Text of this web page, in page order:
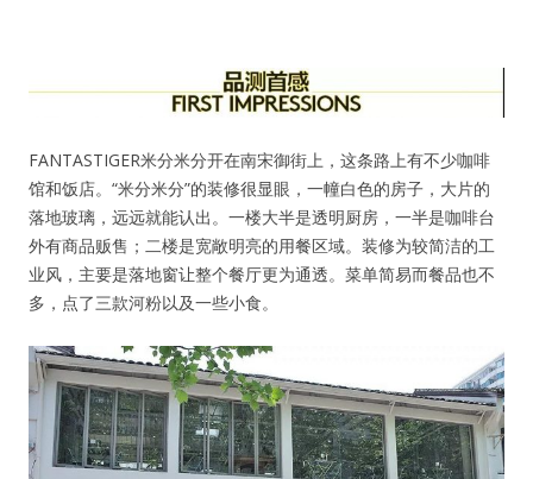
FANTASTIGER米分米分开在南宋御街上，这条路上有不少咖啡
馆和饭店。“米分米分”的装修很显眼，一幢白色的房子，大片的
落地玻璃，远远就能认出。一楼大半是透明厨房，一半是咖啡台
外有商品贩售；二楼是宽敞明亮的用餐区域。装修为较简洁的工
业风，主要是落地窗让整个餐厅更为通透。菜单简易而餐品也不
多，点了三款河粉以及一些小食。